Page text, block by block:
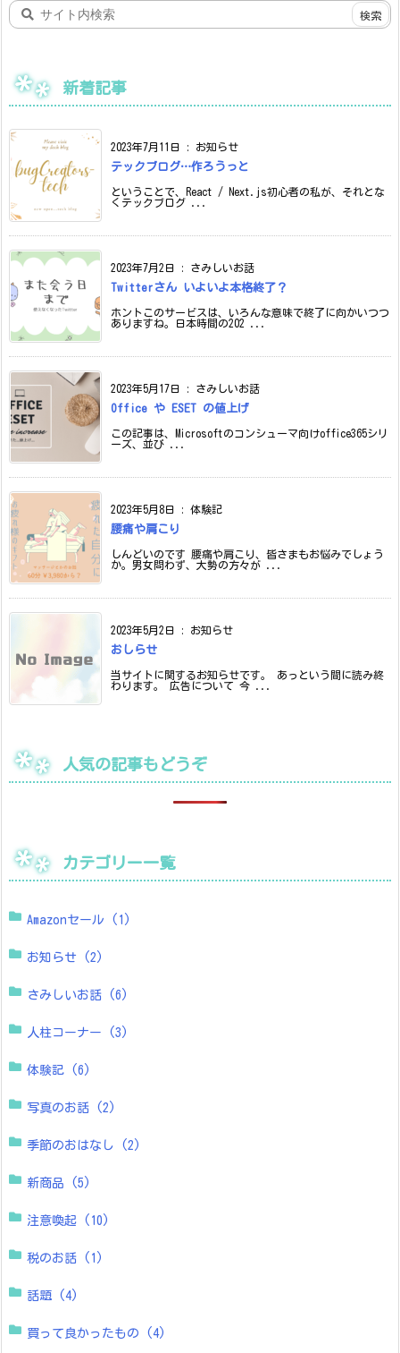
新着記事
2023年7月11日 : お知らせ
テックブログ…作ろうっと
ということで、React / Next.js初心者の私が、それとな
くテックブログ ...
2023年7月2日 : さみしいお話
Twitterさん いよいよ本格終了？
ホントこのサービスは、いろんな意味で終了に向かいつつ
ありますね。日本時間の202 ...
2023年5月17日 : さみしいお話
Office や ESET の値上げ
この記事は、Microsoftのコンシューマ向けoffice365シリ
ーズ、並び ...
2023年5月8日 : 体験記
腰痛や肩こり
しんどいのです 腰痛や肩こり、皆さまもお悩みでしょう
か。男女問わず、大勢の方々が ...
2023年5月2日 : お知らせ
おしらせ
当サイトに関するお知らせです。 あっという間に読み終
わります。 広告について 今 ...
人気の記事もどうぞ
カテゴリー一覧
Amazonセール (1)
お知らせ (2)
さみしいお話 (6)
人柱コーナー (3)
体験記 (6)
写真のお話 (2)
季節のおはなし (2)
新商品 (5)
注意喚起 (10)
税のお話 (1)
話題 (4)
買って良かったもの (4)